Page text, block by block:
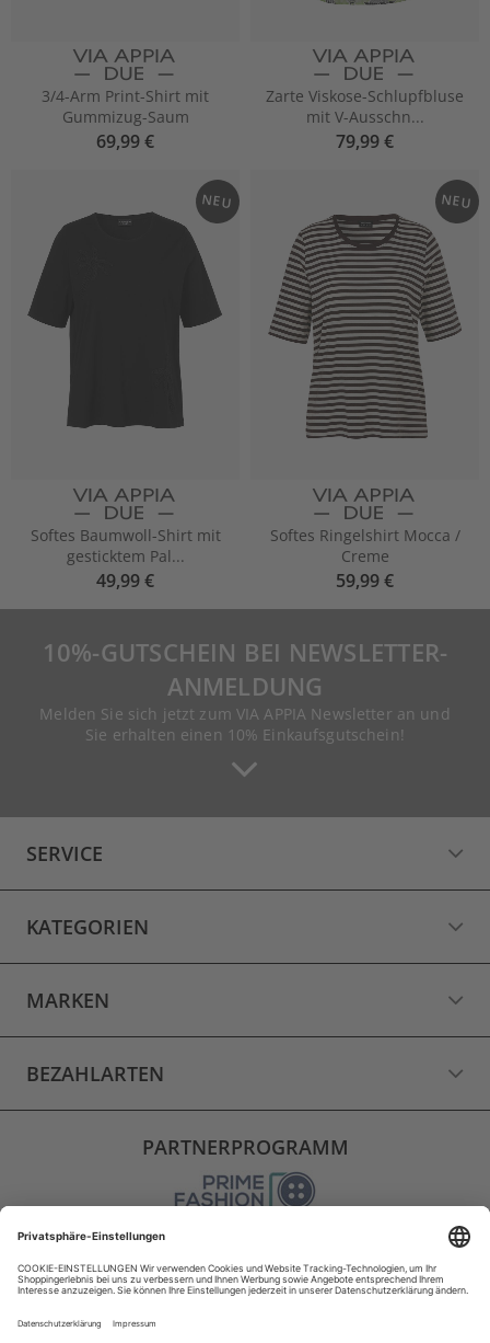
3/4-Arm Print-Shirt mit
Gummizug-Saum
69,99 €
Zarte Viskose-Schlupfbluse
mit V-Ausschn...
79,99 €
NEU
Softes Baumwoll-Shirt mit
gesticktem Pal...
49,99 €
NEU
Softes Ringelshirt Mocca /
Creme
59,99 €
10%-GUTSCHEIN BEI NEWSLETTER-
ANMELDUNG
Melden Sie sich jetzt zum VIA APPIA Newsletter an und
Sie erhalten einen 10% Einkaufsgutschein!
SERVICE
KATEGORIEN
MARKEN
BEZAHLARTEN
PARTNERPROGRAMM
VERSAND